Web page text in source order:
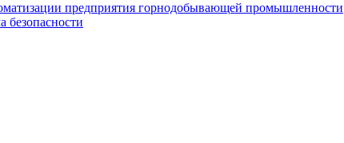
предприятия горнодобывающей промышленности
безопасности